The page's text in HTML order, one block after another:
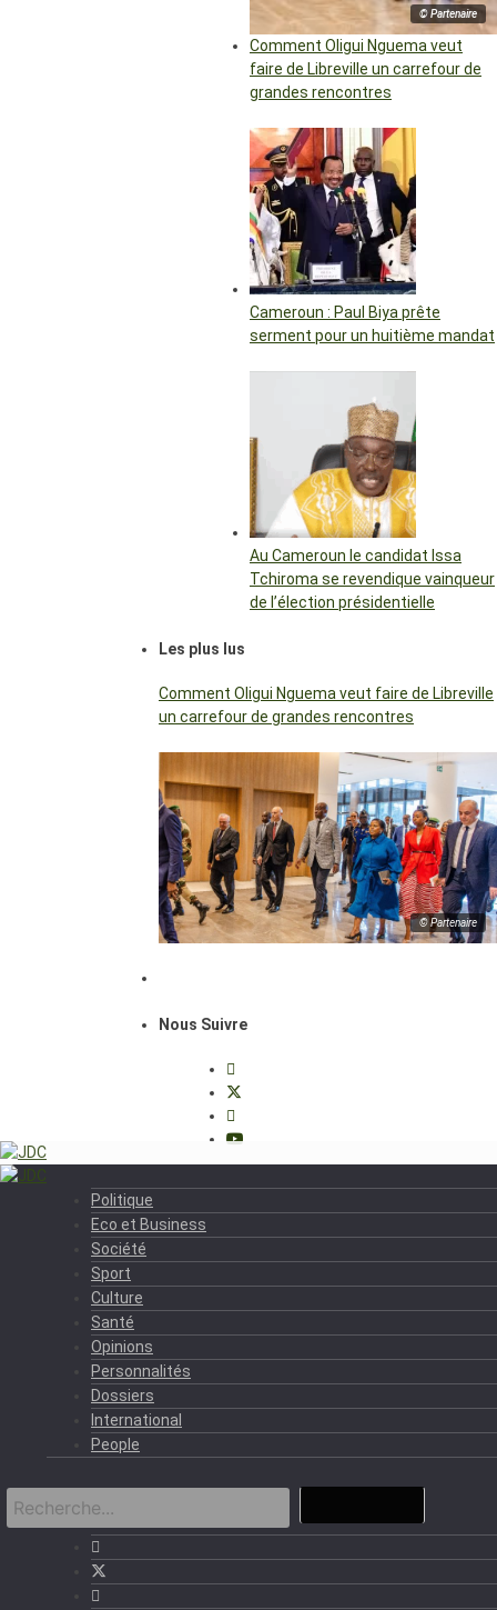
© Partenaire
Comment Oligui Nguema veut
faire de Libreville un carrefour de
grandes rencontres
Cameroun : Paul Biya prête
serment pour un huitième mandat
Au Cameroun le candidat Issa
Tchiroma se revendique vainqueur
de l’élection présidentielle
Les plus lus
Comment Oligui Nguema veut faire de Libreville
un carrefour de grandes rencontres
© Partenaire
Nous Suivre
Politique
Eco et Business
Société
Sport
Culture
Santé
Opinions
Personnalités
Dossiers
International
People